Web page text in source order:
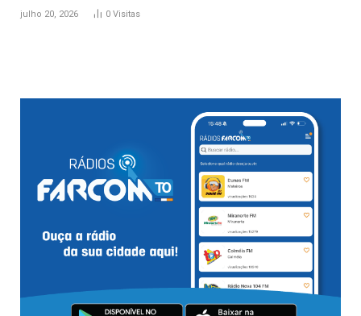
julho 20, 2026 0 Visitas